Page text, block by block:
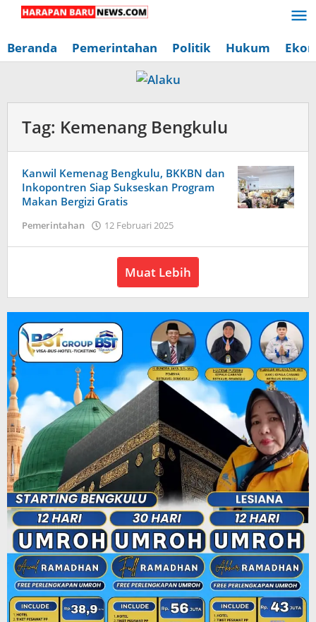
Lewati
konten
Beranda Pemerintahan Politik Hukum
Tag: Kemenang Bengkulu
Kanwil Kemenag Bengkulu, BKKBN dan
Inkopontren Siap Sukseskan Program
Makan Bergizi Gratis
Pemerintahan 12 Februari 2025
Harapan
News
Muat Lebih